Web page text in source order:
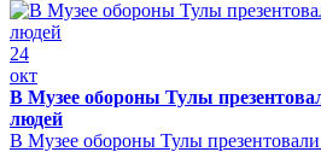
24
окт
В Музее обороны Тулы
людей
В Музее обороны Тулы